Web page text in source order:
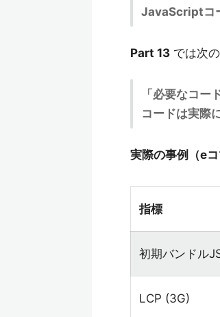
JavaScriptコ
Part 13 では次
「必要なコ
コードは実際
実際の事例（eコ
指標
初期バンドル
LCP (3G)